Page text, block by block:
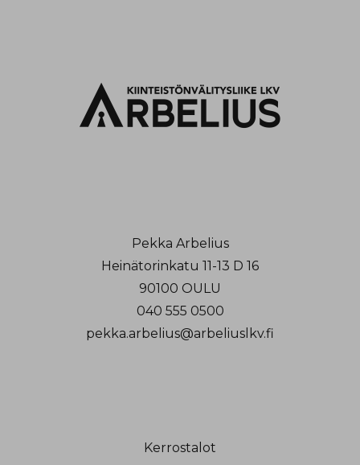
Pekka Arbelius
Heinätorinkatu 11-13 D 16
90100 OULU
040 555 0500
pekka.arbelius@arbeliuslkv.fi
Kerrostalot